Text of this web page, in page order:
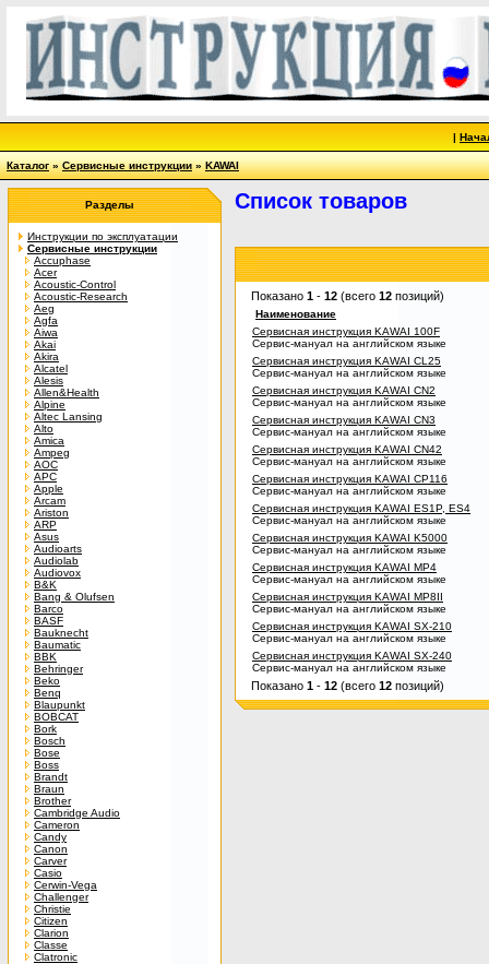
|
Каталог»Сервисные инструкции»KAWAI
Разделы
Инструкции по эксплуатации
Сервисные инструкции
Accuphase
Acer
Acoustic-Control
Acoustic-Research
Aeg
Agfa
Aiwa
Akai
Akira
Alcatel
Alesis
Allen&Health
Alpine
Altec Lansing
Alto
Amica
Ampeg
AOC
APC
Apple
Arcam
Ariston
ARP
Asus
Audioarts
Audiolab
Audiovox
B&K
Bang & Olufsen
Barco
BASF
Bauknecht
Baumatic
BBK
Behringer
Beko
Benq
Blaupunkt
BOBCAT
Bork
Bosch
Bose
Boss
Brandt
Braun
Brother
Cambridge Audio
Cameron
Candy
Canon
Carver
Casio
Cerwin-Vega
Challenger
Christie
Citizen
Clarion
Classe
Clatronic
Список товаров
Показано 1 - 12 (всего 12 позиций)
Наименование
Сервисная инструкция KAWAI 100F
Сервис-мануал на английском языке
Сервисная инструкция KAWAI CL25
Сервис-мануал на английском языке
Сервисная инструкция KAWAI CN2
Сервис-мануал на английском языке
Сервисная инструкция KAWAI CN3
Сервис-мануал на английском языке
Сервисная инструкция KAWAI CN42
Сервис-мануал на английском языке
Сервисная инструкция KAWAI CP116
Сервис-мануал на английском языке
Сервисная инструкция KAWAI ES1P, ES4
Сервис-мануал на английском языке
Сервисная инструкция KAWAI K5000
Сервис-мануал на английском языке
Сервисная инструкция KAWAI MP4
Сервис-мануал на английском языке
Сервисная инструкция KAWAI MP8II
Сервис-мануал на английском языке
Сервисная инструкция KAWAI SX-210
Сервис-мануал на английском языке
Сервисная инструкция KAWAI SX-240
Сервис-мануал на английском языке
Показано 1 - 12 (всего 12 позиций)